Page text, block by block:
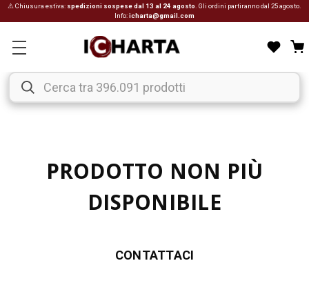
⚠ Chiusura estiva: spedizioni sospese dal 13 al 24 agosto . Gli ordini partiranno dal 25 agosto.
Info:icharta@gmail.com
PRODOTTO NON PIÙ
DISPONIBILE
CONTATTACI